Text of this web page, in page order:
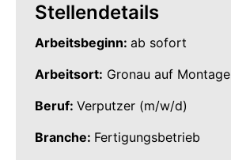
Stellendetails
Arbeitsbeginn: ab sofort
Arbeitsort: Gronau auf Montage
Beruf: Verputzer (m/w/d)
Branche: Fertigungsbetrieb